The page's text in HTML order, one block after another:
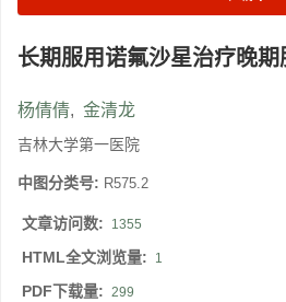
长期服用诺氟沙星治疗晚
杨倩倩, 金清龙
吉林大学第一医院
中图分类号: R575.2
文章访问数: 1355
HTML全文浏览量: 1
PDF下载量: 299